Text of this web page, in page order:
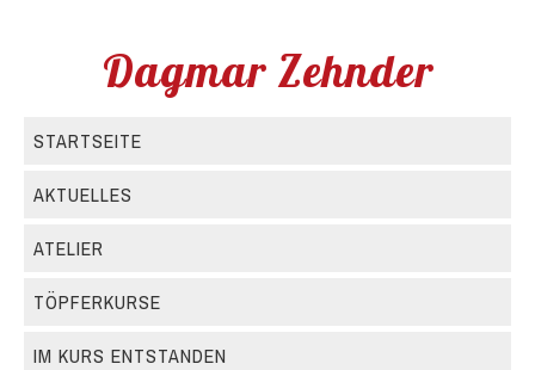
Dagmar Zehnder
STARTSEITE
AKTUELLES
ATELIER
TÖPFERKURSE
IM KURS ENTSTANDEN